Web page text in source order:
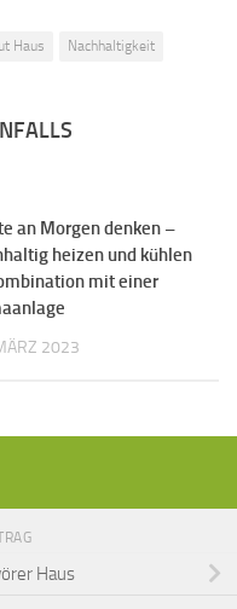
Haus Nachhaltigkeit
an Morgen denken –
heizen und kühlen
mit einer
2023
Haus